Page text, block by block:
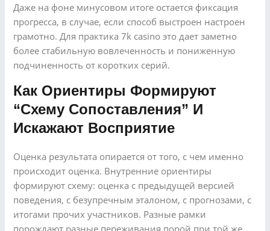
Даже на фоне минусовом итоге остается фиксация
прогресса, в случае, если способ выстроен настроен
грамотно. Для практика 7k casino это дает заметно
более стабильную вовлеченность и пониженную
подчиненность от коротких серий.
Как Ориентиры Формируют
“схему Сопоставления” И
Искажают Восприятие
Оценка результата опирается от того, с чем именно
происходит оценка. Внутренние ориентиры
формируют схему: оценка с предыдущей верcией
поведения, с безупречным эталоном, с прогнозами, с
итогами прочих участников. Разные рамки
порождают разные переживания порой при той же